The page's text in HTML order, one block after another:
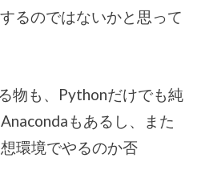
るのではないかと思って
物も、Pythonだけでも純
もあるし、また
環境でやるのか否